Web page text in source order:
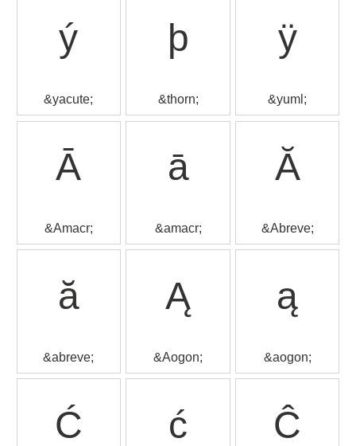
ý
&yacute;
þ
&thorn;
ÿ
&yuml;
Ā
&Amacr;
ā
&amacr;
Ă
&Abreve;
ă
&abreve;
Ą
&Aogon;
ą
&aogon;
Ć ć Ĉ